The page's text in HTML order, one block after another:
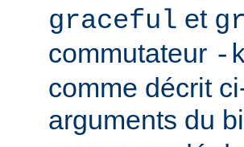
graceful et
commutateur -
comme décrit
arguments du